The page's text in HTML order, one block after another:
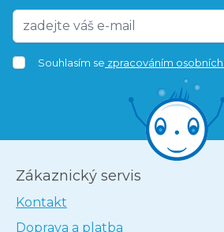
Souhlasím se zpracováním
Zákaznický servis
Kontakt
Doprava a platba